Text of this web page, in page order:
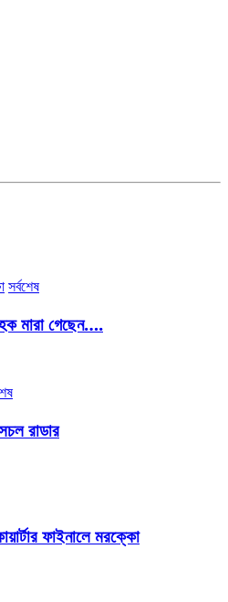
সর্বশেষ
মারা গেছেন….
রাডার
ফাইনালে মরক্কো